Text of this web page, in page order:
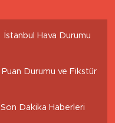
İstanbul Hava Durumu
Puan Durumu ve Fikstür
Son Dakika Haberleri